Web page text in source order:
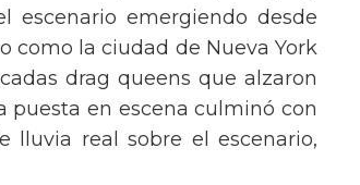
escenario emergiendo desde
como la ciudad de Nueva York
drag queens que alzaron
puesta en escena culminó con
lluvia real sobre el escenario,